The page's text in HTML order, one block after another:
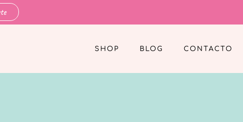
SHOP BLOG CONTACTO